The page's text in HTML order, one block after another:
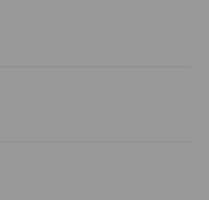
사용자에게 적합합니다.
가격비교 플랫폼
지 비교할 수 있는 렌트카 가